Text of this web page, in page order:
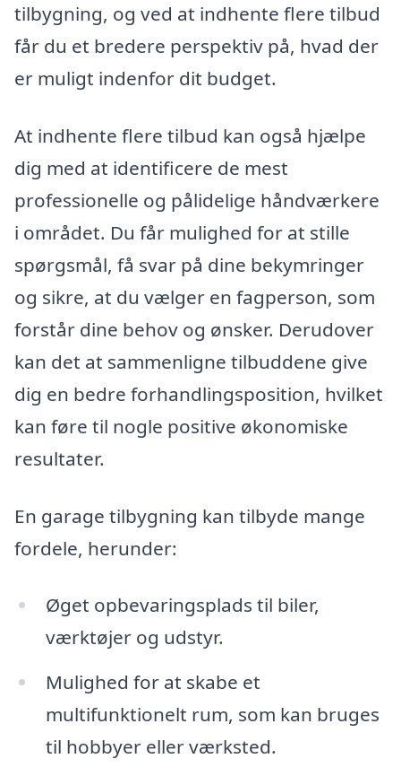
tilbygning, og ved at indhente flere tilbud
får du et bredere perspektiv på, hvad der
er muligt indenfor dit budget.
At indhente flere tilbud kan også hjælpe
dig med at identificere de mest
professionelle og pålidelige håndværkere
i området. Du får mulighed for at stille
spørgsmål, få svar på dine bekymringer
og sikre, at du vælger en fagperson, som
forstår dine behov og ønsker. Derudover
kan det at sammenligne tilbuddene give
dig en bedre forhandlingsposition, hvilket
kan føre til nogle positive økonomiske
resultater.
En garage tilbygning kan tilbyde mange
fordele, herunder:
Øget opbevaringsplads til biler,
værktøjer og udstyr.
Mulighed for at skabe et
multifunktionelt rum, som kan bruges
til hobbyer eller værksted.